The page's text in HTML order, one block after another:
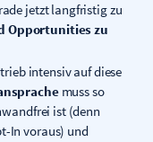
jetzt langfristig zu
Opportunities zu
intensiv auf diese
muss so
ist (denn
In voraus) und